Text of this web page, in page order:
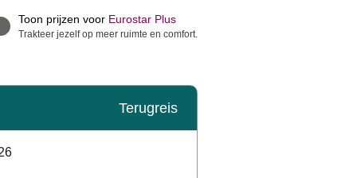
Toon prijzen voor Eurostar Plus
Trakteer jezelf op meer ruimte en comfort.
Terugreis